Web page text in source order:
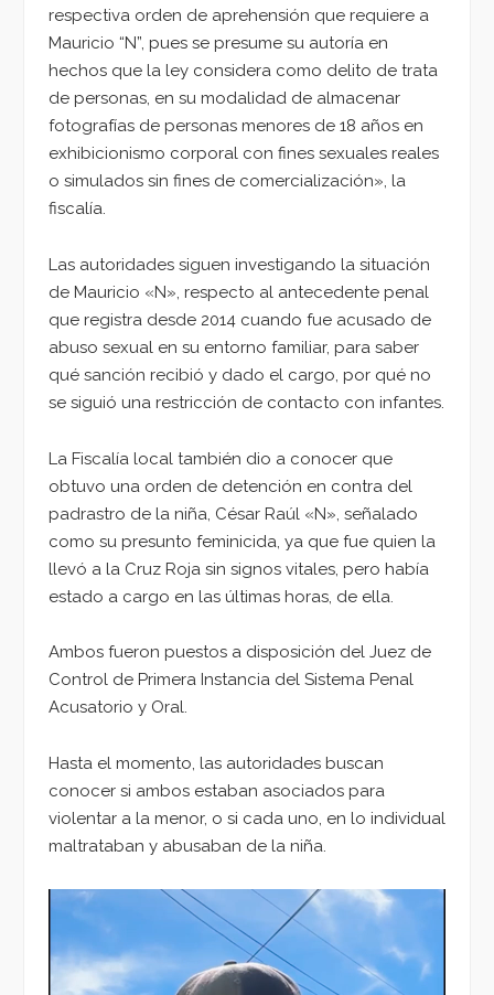
respectiva orden de aprehensión que requiere a
Mauricio “N”, pues se presume su autoría en
hechos que la ley considera como delito de trata
de personas, en su modalidad de almacenar
fotografías de personas menores de 18 años en
exhibicionismo corporal con fines sexuales reales
o simulados sin fines de comercialización», la
fiscalía.
Las autoridades siguen investigando la situación
de Mauricio «N», respecto al antecedente penal
que registra desde 2014 cuando fue acusado de
abuso sexual en su entorno familiar, para saber
qué sanción recibió y dado el cargo, por qué no
se siguió una restricción de contacto con infantes.
La Fiscalía local también dio a conocer que
obtuvo una orden de detención en contra del
padrastro de la niña, César Raúl «N», señalado
como su presunto feminicida, ya que fue quien la
llevó a la Cruz Roja sin signos vitales, pero había
estado a cargo en las últimas horas, de ella.
Ambos fueron puestos a disposición del Juez de
Control de Primera Instancia del Sistema Penal
Acusatorio y Oral.
Hasta el momento, las autoridades buscan
conocer si ambos estaban asociados para
violentar a la menor, o si cada uno, en lo individual
maltrataban y abusaban de la niña.
Reproductor
vídeo